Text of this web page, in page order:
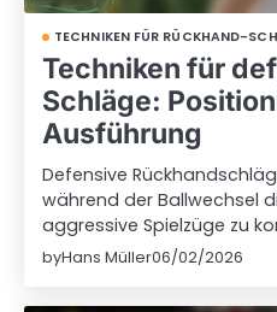
TECHNIKEN FÜR RÜCKHAND-
Techniken für
Schläge:
Ausführung
Defensive
während der Ballwechsel
aggressive Spielzüge zu
byHans Müller06/02/2026